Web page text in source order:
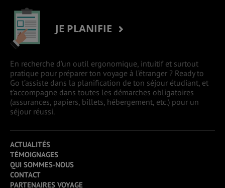
JE PLANIFIE
En recherche d’un outil ergonomique, intuitif et surtout
pratique pour préparer ton voyage à l’étranger ? Ready to
Go t’assiste dans la planification de ton séjour étudiant, et
t’accompagne dans toutes les démarches obligatoires
(assurances, papiers, billets, hébergement, etc.) pour un
séjour réussi.
ACTUALITÉS
TÉMOIGNAGES
QUI SOMMES-NOUS
CONTACT
PARTENAIRES VOYAGE